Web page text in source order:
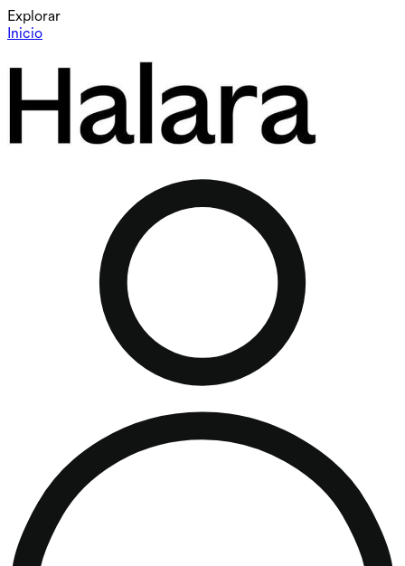
Explorar
Inicio